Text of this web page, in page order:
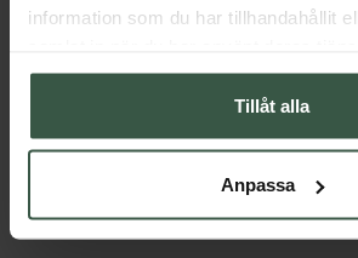
information som du har tillhandahållit
Tillåt alla
Anpassa
Kvällsmagnesium+ Ekonomipack 2x90k
Great Essentials